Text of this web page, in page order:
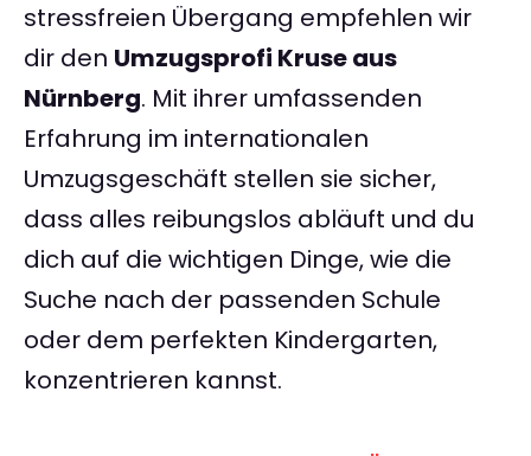
stressfreien Übergang empfehlen wir
dir den Umzugsprofi Kruse aus
Nürnberg. Mit ihrer umfassenden
Erfahrung im internationalen
Umzugsgeschäft stellen sie sicher,
dass alles reibungslos abläuft und du
dich auf die wichtigen Dinge, wie die
Suche nach der passenden Schule
oder dem perfekten Kindergarten,
konzentrieren kannst.